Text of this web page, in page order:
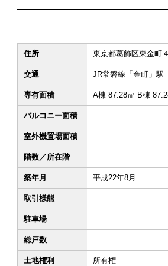
住所 東京都葛飾区東金町
交通 JR常磐線「金町」
専有面積 A棟 87.28㎡ B棟
バルコニー面積
室外機置場面積
階数／所在階
築年月 平成22年8月
取引様態
駐車場
総戸数
土地権利 所有権